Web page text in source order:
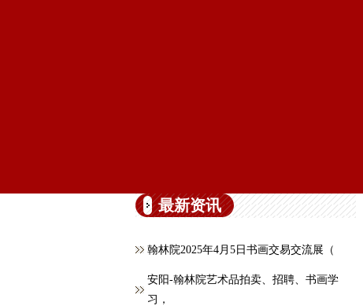
最新资讯
翰林院2025年4月5日书画交易交流展（
安阳-翰林院艺术品拍卖、招聘、书画学
习，